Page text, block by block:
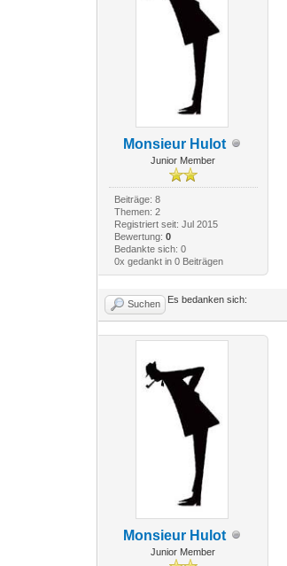
Monsieur Hulot
Junior Member
Beiträge: 8
Themen: 2
Registriert seit: Jul 2015
Bewertung: 0
Bedankte sich: 0
0x gedankt in 0 Beiträgen
Suchen Es bedanken sich:
Monsieur Hulot
Junior Member